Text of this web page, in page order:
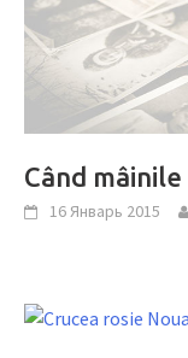
Când
16 Январь 2015